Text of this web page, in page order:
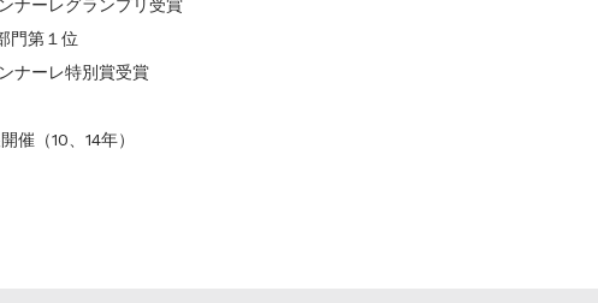
ナーレグランプリ受賞
門第１位
ナーレ特別賞受賞
（10、14年）